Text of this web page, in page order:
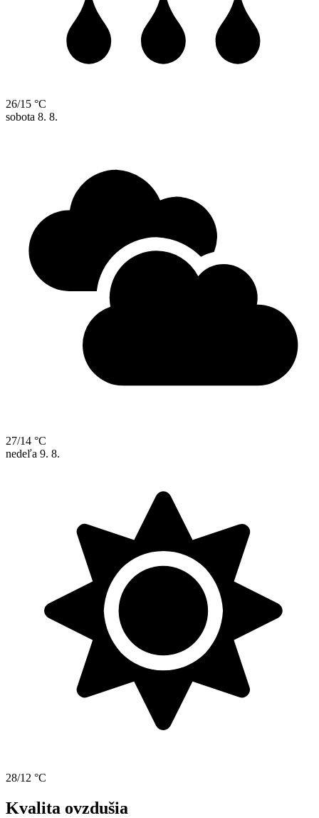
26/15 °C
sobota 8. 8.
27/14 °C
nedeľa 9. 8.
28/12 °C
Kvalita ovzdušia